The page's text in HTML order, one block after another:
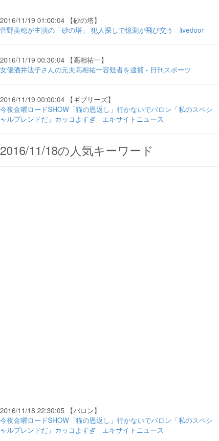
2016/11/19 01:00:04 【砂の塔】
菅野美穂が主演の「砂の塔」 犯人探しで憶測が飛び交う - livedoor
2016/11/19 00:30:04 【高相祐一】
女優酒井法子さんの元夫高相祐一容疑者を逮捕 - 日刊スポーツ
2016/11/19 00:00:04 【ギブリーズ】
今夜金曜ロードSHOW「猫の恩返し」行かないでバロン「私のスペシ
ャルブレンドだ」カッコよすぎ - エキサイトニュース
2016/11/18の人気キーワード
2016/11/18 22:30:05 【バロン】
今夜金曜ロードSHOW「猫の恩返し」行かないでバロン「私のスペシ
ャルブレンドだ」カッコよすぎ - エキサイトニュース